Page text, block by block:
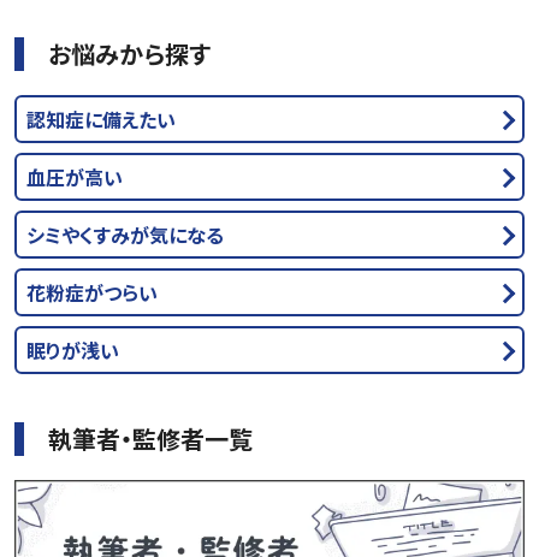
お悩みから探す
認知症に備えたい
血圧が高い
シミやくすみが気になる
花粉症がつらい
眠りが浅い
執筆者・監修者一覧